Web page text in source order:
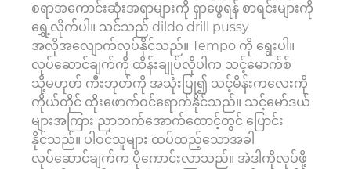
စရာအကောင်းဆုံးအရာများကို ရှာဖွေရန် စာရင်းများကို
ရွှေ့လိုက်ပါ။ သင်သည် dildo drill pussy
အလိုအလျောက်လုပ်နိုင်သည်။ Tempo ကို ရွေးပါ။
လုပ်ဆောင်ချက်ကို ထိန်းချုပ်လိုပါက သင့်မောက်စ်
သို့မဟုတ် ကီးဘုတ်ကို အသုံးပြု၍ သင့်မိန်းကလေးကို
ကိုယ်တိုင် ထိုးဖောက်ဝင်ရောက်နိုင်သည်။ သင့်မော်ဒယ်
များအကြား ညာဘက်အောက်ထောင့်တွင် ပြောင်း
နိုင်သည်။ ပါဝင်သူများ ထပ်ထည့်သောအခါ
လုပ်ဆောင်ချက်က ပိုကောင်းလာသည်။ အဲဒါကိုလုပ်ဖို့